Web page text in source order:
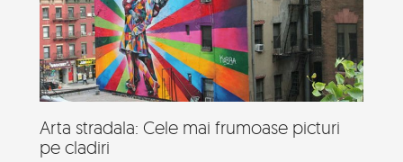
Arta stradala: Cele mai frumoase picturi
pe cladiri